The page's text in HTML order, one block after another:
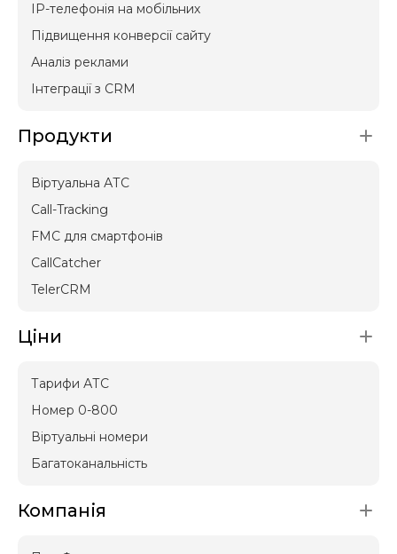
IP-телефонія на мобільних
Підвищення конверсії сайту
Аналіз реклами
Інтеграції з CRM
Продукти
Віртуальна АТС
Call-Tracking
FMC для смартфонів
CallCatcher
TelerCRM
Ціни
Тарифи АТС
Номер 0-800
Віртуальні номери
Багатоканальність
Компанія